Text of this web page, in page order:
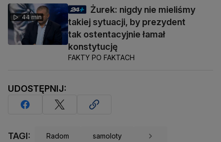
44 min
Żurek: nigdy nie mieliśmy
takiej sytuacji, by prezydent
tak ostentacyjnie łamał
konstytucję
FAKTY PO FAKTACH
UDOSTĘPNIJ:
TAGI: Radom samoloty